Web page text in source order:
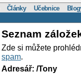
Články Učebnice
Seznam
Zde si můžete
spam.
Adresář: /Tony